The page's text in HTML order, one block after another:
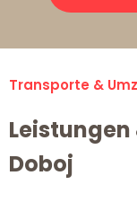
Transporte &
Leistungen
Doboj